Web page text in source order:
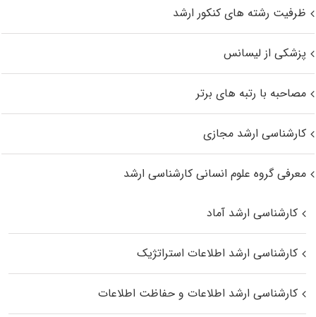
ظرفیت رشته های کنکور ارشد
پزشکی از لیسانس
مصاحبه با رتبه های برتر
کارشناسی ارشد مجازی
معرفی گروه علوم انسانی کارشناسی ارشد
کارشناسی ارشد آماد
کارشناسی ارشد اطلاعات استراتژیک
کارشناسی ارشد اطلاعات و حفاظت اطلاعات